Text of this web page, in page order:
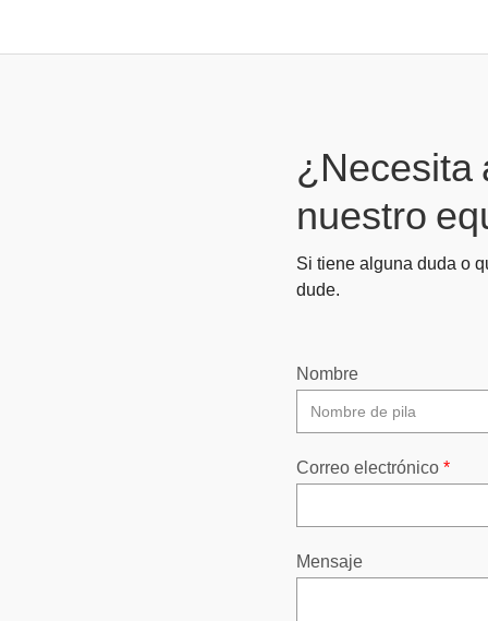
¿Necesita
nuestro
Si tiene alguna duda o
dude.
Nombre
Correo electrónico *
Mensaje